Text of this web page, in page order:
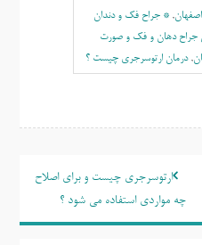
, * جراح فک و دندان
جراح دهان و فک و صورت
,درمان ارتوسرجری چیست ؟
ارتوسرجری چیست و برای اصلاح
چه مواردی استفاده می شود ؟